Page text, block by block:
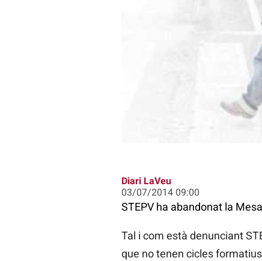
Diari LaVeu
03/07/2014 09:00
STEPV ha abandonat la
Tal i com està denunciant
que no tenen cicles